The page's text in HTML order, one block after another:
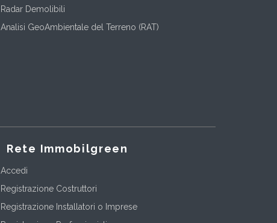
Radar Demolibili
Analisi GeoAmbientale del Terreno (RAT)
Rete Immobilgreen
Accedi
Registrazione Costruttori
Registrazione Installatori o Imprese